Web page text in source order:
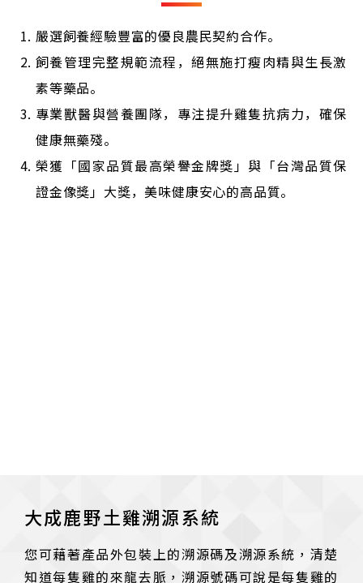
嚴選飼養經驗豐富的優良農民契約合作。
飼養管理完整規範流程，絕無施打瘦肉精與生長激
素等藥品。
專業獸醫與營養團隊，專注提升雞隻抗病力，確保
健康無藥殘。
榮獲「國家品質最高榮譽金牌獎」與「台灣品質保
證金像獎」大獎，美味健康安心的高品質。
大成鹿野土雞溯源系統
您可藉著產品外包裝上的溯源碼及溯源系統，清楚
知道每隻雞的來龍去脈，溯源號碼可說是每隻雞的